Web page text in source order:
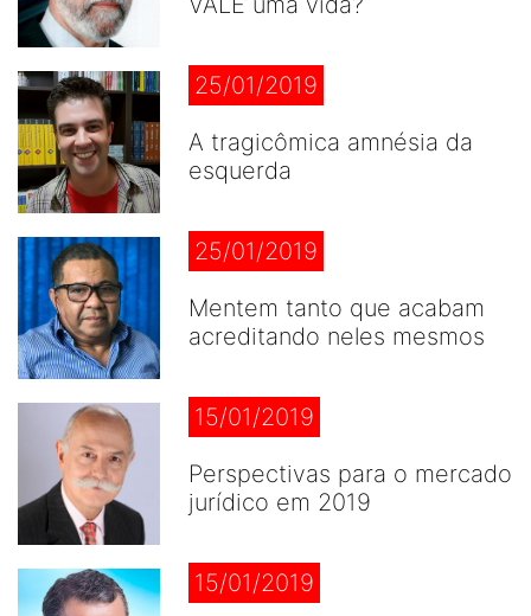
25/01/2019
A tragicômica amnésia da
esquerda
25/01/2019
Mentem tanto que acabam
acreditando neles mesmos
15/01/2019
Perspectivas para o mercado
jurídico em 2019
15/01/2019